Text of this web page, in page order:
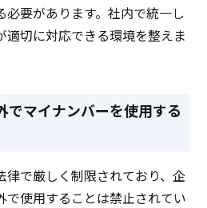
要があります。社内で統一し
適切に対応できる環境を整えま
でマイナンバーを使用する
律で厳しく制限されており、企
で使用することは禁止されてい